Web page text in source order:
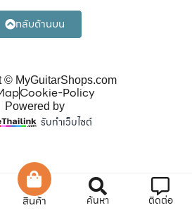
© MyGuitarShops.com
Cookie-Policy
Powered by
รับทำเว็บไซต์
กลับด้านบน
สินค้า ค้นหา ติดต่อ